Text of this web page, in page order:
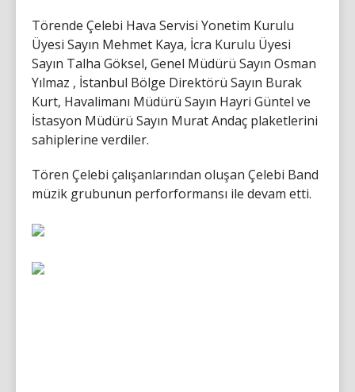
Törende Çelebi Hava Servisi Yonetim Kurulu
Üyesi Sayın Mehmet Kaya, İcra Kurulu Üyesi
Sayın Talha Göksel, Genel Müdürü Sayın Osman
Yılmaz , İstanbul Bölge Direktörü Sayın Burak
Kurt, Havalimanı Müdürü Sayın Hayri Güntel ve
İstasyon Müdürü Sayın Murat Andaç plaketlerini
sahiplerine verdiler.
Tören Çelebi çalışanlarından oluşan Çelebi Band
müzik grubunun perforformansı ile devam etti.